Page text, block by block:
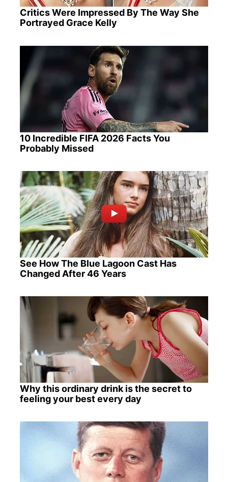
Critics Were Impressed By The Way She
Portrayed Grace Kelly
10 Incredible FIFA 2026 Facts You
Probably Missed
See How The Blue Lagoon Cast Has
Changed After 46 Years
Why this ordinary drink is the secret to
feeling your best every day